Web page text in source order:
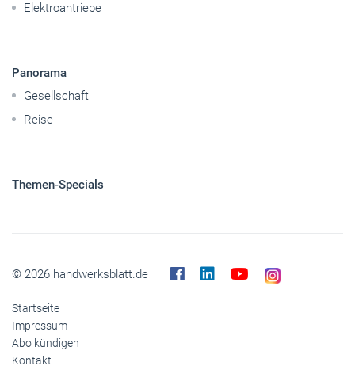
Elektroantriebe
Panorama
Gesellschaft
Reise
Themen-Specials
© 2026 handwerksblatt.de
Startseite
Impressum
Abo kündigen
Kontakt